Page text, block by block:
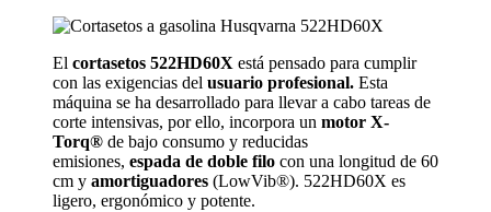
El cortasetos 522HD60X está pensado para cumplir
con las exigencias del usuario profesional. Esta
máquina se ha desarrollado para llevar a cabo tareas de
corte intensivas, por ello, incorpora un motor X-
Torq® de bajo consumo y reducidas
emisiones, espada de doble filo con una longitud de 60
cm y amortiguadores (LowVib®). 522HD60X es
ligero, ergonómico y potente.